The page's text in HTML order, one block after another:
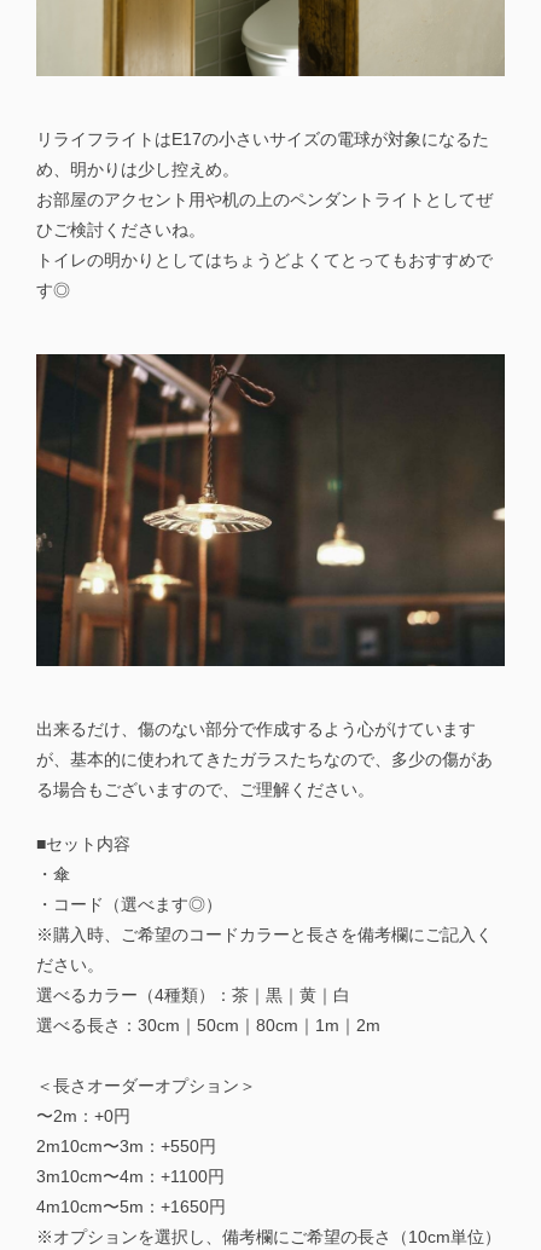
リライフライトはE17の小さいサイズの電球が対象になるた
め、明かりは少し控えめ。
お部屋のアクセント用や机の上のペンダントライトとしてぜ
ひご検討くださいね。
トイレの明かりとしてはちょうどよくてとってもおすすめで
す◎
出来るだけ、傷のない部分で作成するよう心がけています
が、基本的に使われてきたガラスたちなので、多少の傷があ
る場合もございますので、ご理解ください。
■セット内容
・傘
・コード（選べます◎）
※購入時、ご希望のコードカラーと長さを備考欄にご記入く
ださい。
選べるカラー（4種類）：茶｜黒｜黄｜白
選べる長さ：30cm｜50cm｜80cm｜1m｜2m
＜長さオーダーオプション＞
〜2m：+0円
2m10cm〜3m：+550円
3m10cm〜4m：+1100円
4m10cm〜5m：+1650円
※オプションを選択し、備考欄にご希望の長さ（10cm単位）